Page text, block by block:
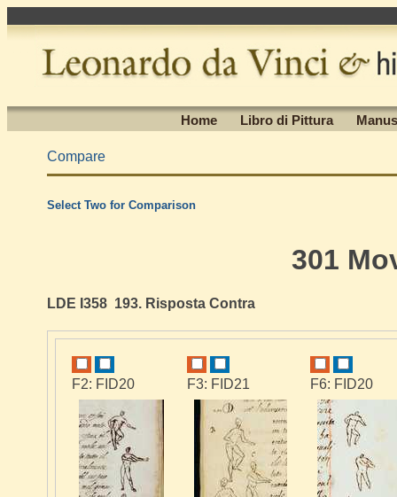
Home Libro di Pittura
Compare
Select Two for Comparison
301
LDE I358 193. Risposta Contra
F2: FID20 F3: FID21 F6: FID20